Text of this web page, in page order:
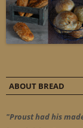
ABOUT BREAD
"Proust had his